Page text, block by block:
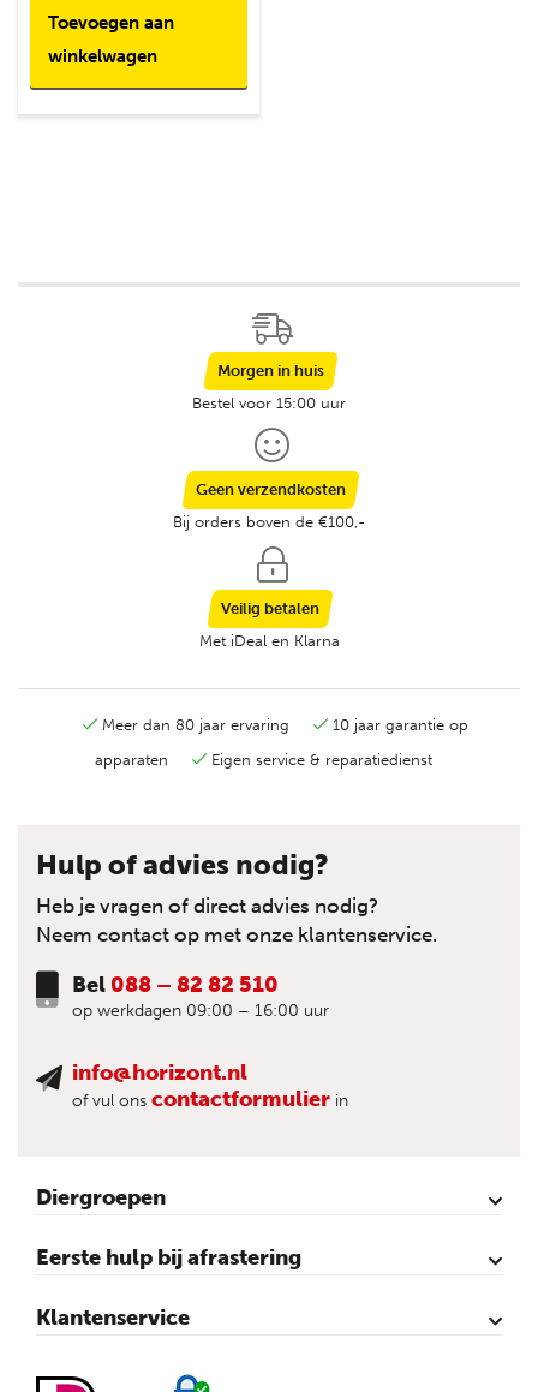
Toevoegen aan
winkelwagen
Morgen in huis
Bestel voor 15:00 uur
Geen verzendkosten
Bij orders boven de €100,-
Veilig betalen
Met iDeal en Klarna
Meer dan 80 jaar ervaring
10 jaar garantie op
apparaten
Eigen service & reparatiedienst
Hulp of advies nodig?
Heb je vragen of direct advies nodig?
Neem contact op met onze klantenservice.
Bel 088 – 82 82 510
op werkdagen 09:00 – 16:00 uur
info@horizont.nl
of vul ons contactformulier in
Diergroepen
Rund
Schaap
Paard
Geit
Pluimvee
Varken
Huisdieren
Reigers
Wolfafweer
Wild / Wildafweer
Eerste hulp bij afrastering
Horizont Animatie-video’s
Horizont Productvideo’s
Horizont afrastering voor dieren
Afraster advies voor rundvee
Afraster advies voor paarden
Afraster advies voor schapen
Afraster advies tegen wolven
Afraster advies schutting/voliére
Afraster advies voor honden
Afraster advies voor katten
Afraster advies voor vijvers
Afraster advies tegen duiven
Agro Aktueel
Klantenservice
Contact
Mijn account
Veilig winkelen
Algemene voorwaarden
Privacy- en cookieverklaring
Disclaimer
Sitemap